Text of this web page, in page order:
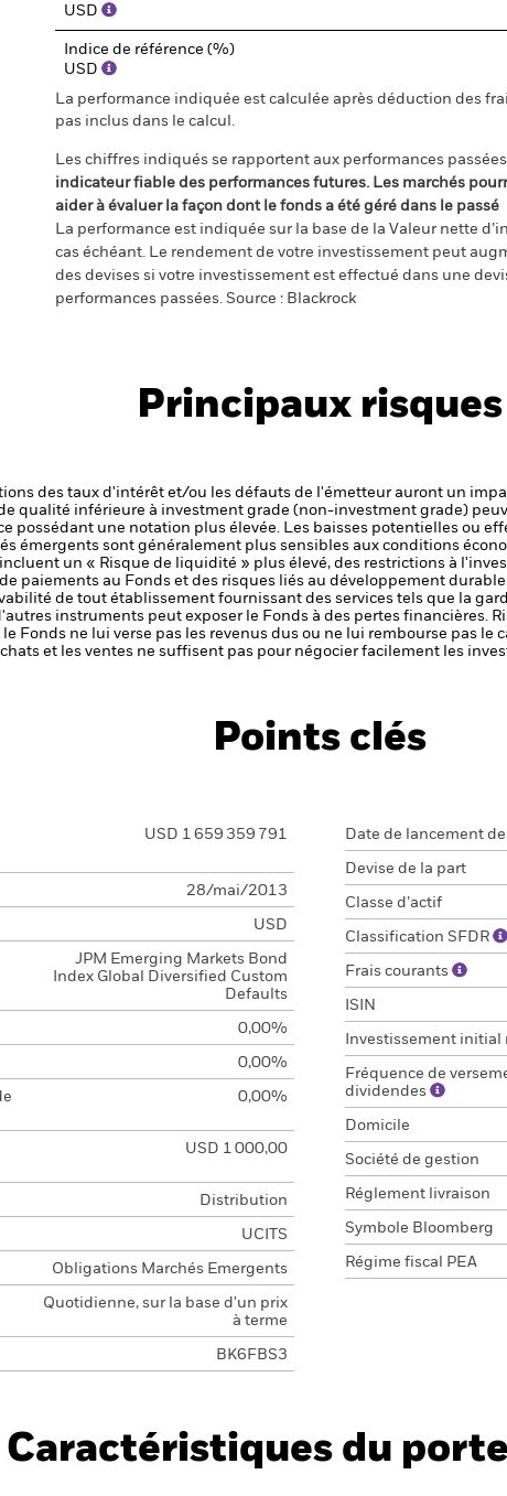
USD
Indice de référence (%)
USD
La performance indiquée est calculée après déduction des
pas inclus dans le calcul.
Les chiffres indiqués se rapportent aux performances
indicateur fiable des performances futures. Les marchés
aider à évaluer la façon dont le fonds a été géré dans le passé
La performance est indiquée sur la base de la Valeur nette
cas échéant. Le rendement de votre investissement peut
des devises si votre investissement est effectué dans une
performances passées. Source : Blackrock
Principaux risques
des taux d'intérêt et/ou les défauts de l'émetteur auront un
qualité inférieure à investment grade (non-investment grade)
possédant une notation plus élevée. Les baisses potentielles ou
émergents sont généralement plus sensibles aux conditions
un « Risque de liquidité » plus élevé, des restrictions à
paiements au Fonds et des risques liés au développement
de tout établissement fournissant des services tels que la
instruments peut exposer le Fonds à des pertes financières.
Fonds ne lui verse pas les revenus dus ou ne lui rembourse pas le
et les ventes ne suffisent pas pour négocier facilement les
Points clés
USD 1 659 359 791
28/mai/2013
USD
JPM Emerging Markets Bond
Index Global Diversified Custom
Defaults
0,00%
0,00%
0,00%
USD 1 000,00
Distribution
UCITS
Obligations Marchés Emergents
Quotidienne, sur la base d'un prix
à terme
BK6FBS3
Date de lancement
Devise de la part
Classe d’actif
Classification SFDR
Frais courants
ISIN
Investissement
Fréquence de
dividendes
Domicile
Société de gestion
Réglement livraison
Symbole Bloomberg
Régime fiscal PEA
Caractéristiques du